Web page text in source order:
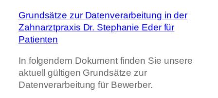
Grundsätze zur Datenverarbeitung in der
Zahnarztpraxis Dr. Stephanie Eder für
Patienten
In folgendem Dokument finden Sie unsere
aktuell gültigen Grundsätze zur
Datenverarbeitung für Bewerber.